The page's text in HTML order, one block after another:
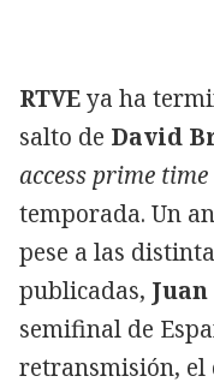
RTVEya ha
salto de David
access prime time
temporada. Un
pese a las
publicadas,
semifinal de
retransmisión, el